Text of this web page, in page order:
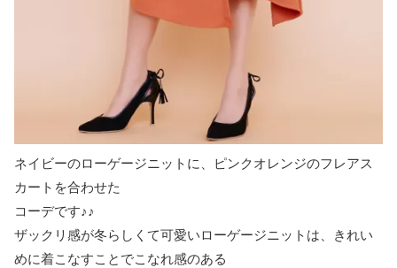
ネイビーのローゲージニットに、ピンクオレンジのフレアス
カートを合わせた
コーデです♪♪
ザックリ感が冬らしくて可愛いローゲージニットは、きれい
めに着こなすことでこなれ感のある